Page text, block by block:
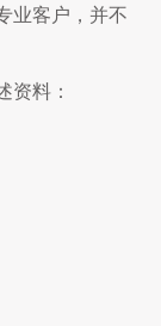
业客户，并不
资料：